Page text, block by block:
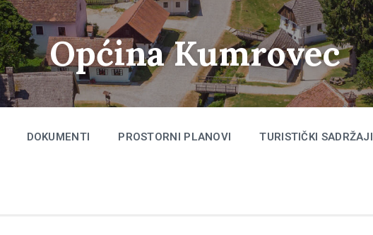
Općina Kumrovec
DOKUMENTI PROSTORNI PLANOVI TURISTIČKI SADRŽAJI